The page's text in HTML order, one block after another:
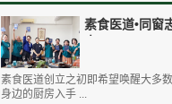
素食医道•同窗
素食医道创立之初即希望唤醒大多
身边的厨房入手 ...